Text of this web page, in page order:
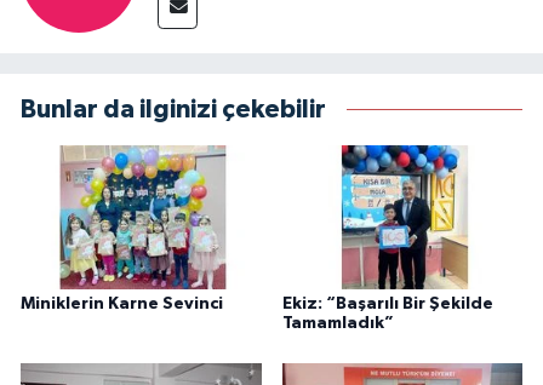
Bunlar da ilginizi çekebilir
Miniklerin Karne Sevinci
Ekiz: “Başarılı Bir Şekilde
Tamamladık”